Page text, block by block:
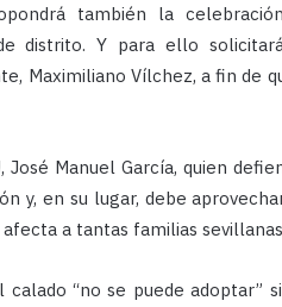
también la
distrito. Y para ello
Maximiliano Vílchez, a fin de
Manuel García, quien
y, en su lugar, debe
a tantas familias
“no se puede adoptar”